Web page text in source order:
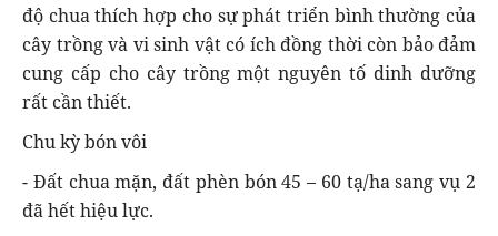
độ chua thích hợp cho sự phát triển bình thường của
cây trồng và vi sinh vật có ích đồng thời còn bảo đảm
cung cấp cho cây trồng một nguyên tố dinh dưỡng
rất cần thiết.
Chu kỳ bón vôi
- Đất chua mặn, đất phèn bón 45 – 60 tạ/ha sang vụ 2
đã hết hiệu lực.